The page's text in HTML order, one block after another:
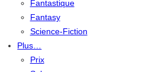
Fantastique
Fantasy
Science-Fiction
Plus…
Prix